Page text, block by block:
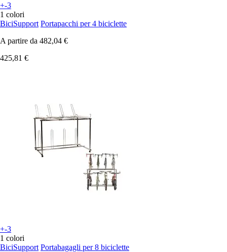
+-3
1 colori
BiciSupport Portapacchi per 4 biciclette
A partire da 482,04 €
425,81 €
+-3
1 colori
BiciSupport Portabagagli per 8 biciclette